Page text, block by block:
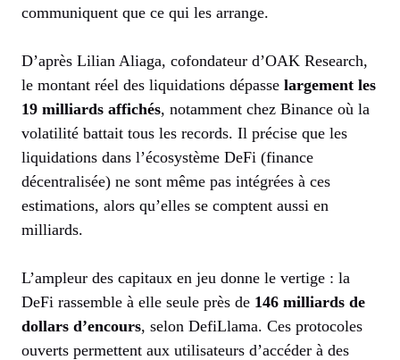
communiquent que ce qui les arrange.
D’après Lilian Aliaga, cofondateur d’OAK Research,
le montant réel des liquidations dépasse largement les
19 milliards affichés, notamment chez Binance où la
volatilité battait tous les records. Il précise que les
liquidations dans l’écosystème DeFi (finance
décentralisée) ne sont même pas intégrées à ces
estimations, alors qu’elles se comptent aussi en
milliards.
L’ampleur des capitaux en jeu donne le vertige : la
DeFi rassemble à elle seule près de 146 milliards de
dollars d’encours, selon DefiLlama. Ces protocoles
ouverts permettent aux utilisateurs d’accéder à des